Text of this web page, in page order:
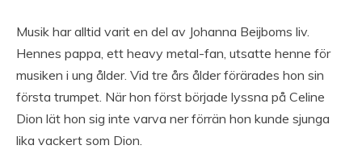
Musik har alltid varit en del av Johanna Beijboms liv.
Hennes pappa, ett heavy metal-fan, utsatte henne för
musiken i ung ålder. Vid tre års ålder förärades hon sin
första trumpet. När hon först började lyssna på Celine
Dion lät hon sig inte varva ner förrän hon kunde sjunga
lika vackert som Dion.